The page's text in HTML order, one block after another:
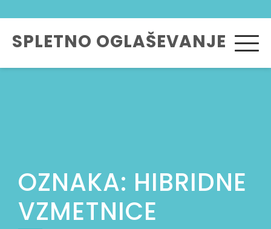
content
SPLETNO OGLAŠEVANJE
OZNAKA: HIBRIDNE
VZMETNICE